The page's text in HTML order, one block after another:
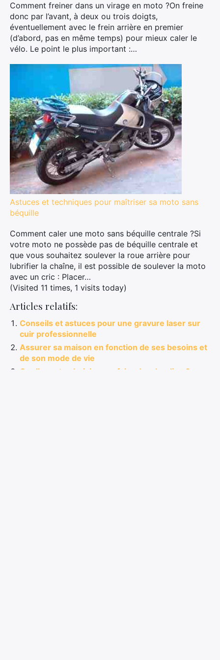
Comment freiner dans un virage en moto ?On freine
donc par l’avant, à deux ou trois doigts,
éventuellement avec le frein arrière en premier
(d’abord, pas en même temps) pour mieux caler le
vélo. Le point le plus important :…
Astuces et techniques pour maîtriser sa moto sans
béquille
Comment caler une moto sans béquille centrale ?Si
votre moto ne possède pas de béquille centrale et
que vous souhaitez soulever la roue arrière pour
lubrifier la chaîne, il est possible de soulever la moto
avec un cric : Placer…
(Visited 11 times, 1 visits today)
Articles relatifs:
Conseils et astuces pour une gravure laser sur
cuir professionnelle
Assurer sa maison en fonction de ses besoins et
de son mode de vie
Quelle moto choisir pour faire du wheeling ?